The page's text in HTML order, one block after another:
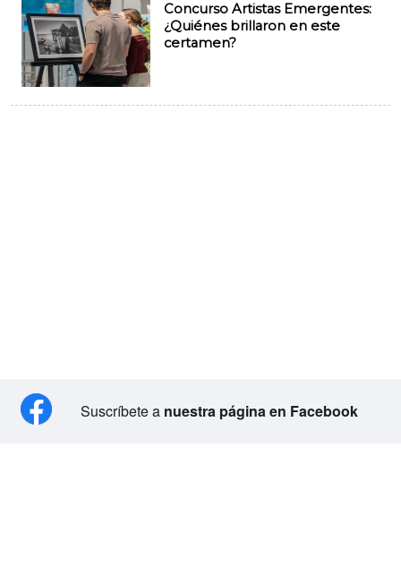
Concurso Artistas Emergentes:
¿Quiénes brillaron en este
certamen?
Suscríbete a nuestra página en Facebook